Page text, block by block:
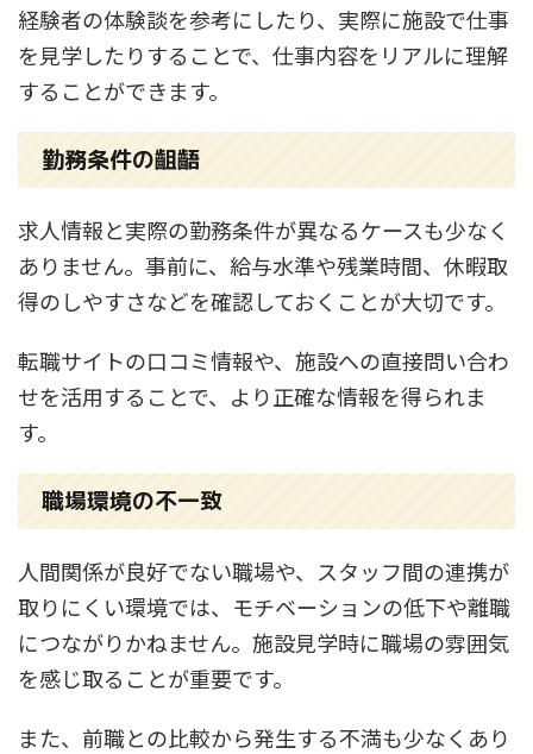
経験者の体験談を参考にしたり、実際に施設で仕事
を見学したりすることで、仕事内容をリアルに理解
することができます。
勤務条件の齟齬
求人情報と実際の勤務条件が異なるケースも少なく
ありません。事前に、給与水準や残業時間、休暇取
得のしやすさなどを確認しておくことが大切です。
転職サイトの口コミ情報や、施設への直接問い合わ
せを活用することで、より正確な情報を得られま
す。
職場環境の不一致
人間関係が良好でない職場や、スタッフ間の連携が
取りにくい環境では、モチベーションの低下や離職
につながりかねません。施設見学時に職場の雰囲気
を感じ取ることが重要です。
また、前職との比較から発生する不満も少なくあり